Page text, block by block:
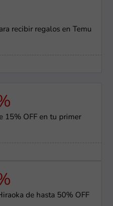
recibir regalos en Temu
15% OFF en tu primer
de hasta 50% OFF